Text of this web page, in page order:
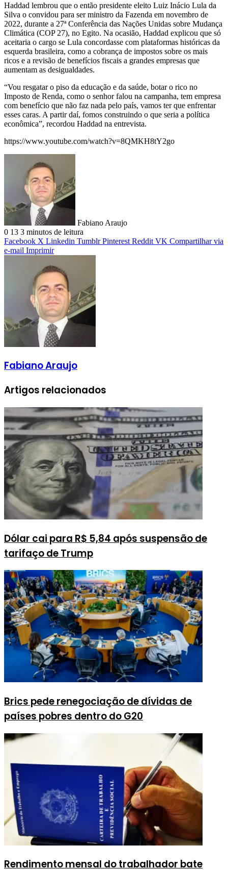
Haddad lembrou que o então presidente eleito Luiz Inácio Lula da
Silva o convidou para ser ministro da Fazenda em novembro de
2022, durante a 27ª Conferência das Nações Unidas sobre Mudança
Climática (COP 27), no Egito. Na ocasião, Haddad explicou que só
aceitaria o cargo se Lula concordasse com plataformas históricas da
esquerda brasileira, como a cobrança de impostos sobre os mais
ricos e a revisão de benefícios fiscais a grandes empresas que
aumentam as desigualdades.
“Vou resgatar o piso da educação e da saúde, botar o rico no
Imposto de Renda, como o senhor falou na campanha, tem empresa
com benefício que não faz nada pelo país, vamos ter que enfrentar
esses caras. A partir daí, fomos construindo o que seria a política
econômica”, recordou Haddad na entrevista.
https://www.youtube.com/watch?v=8QMKH8tY2go
Fabiano Araujo
0 13 3 minutos de leitura
Facebook X Linkedin Tumblr Pinterest Reddit VK Compartilhar via
e-mail Imprimir
Fabiano Araujo
Artigos relacionados
Dólar cai para R$ 5,84 após suspensão de
tarifaço de Trump
Brics pede renegociação de dívidas de
países pobres dentro do G20
Rendimento mensal do trabalhador bate